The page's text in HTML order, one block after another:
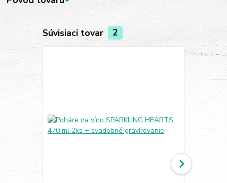
Súvisiaci tovar 2
TOP produkt